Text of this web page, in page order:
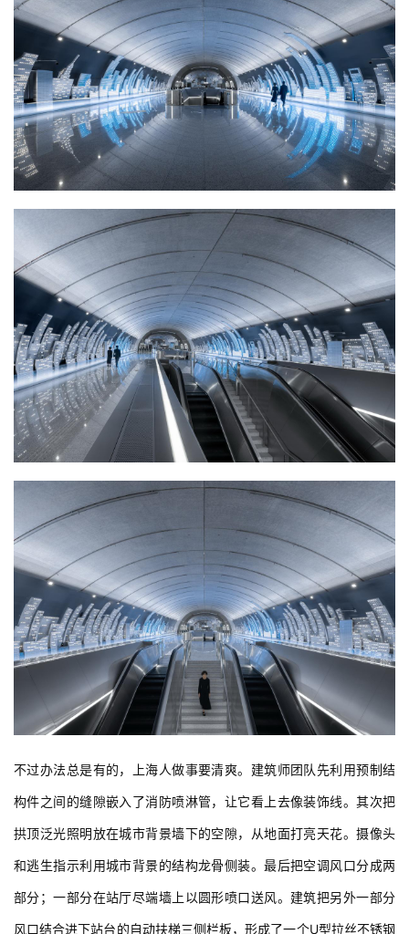
不过办法总是有的，上海人做事要清爽。建筑师团队先利用预制结
构件之间的缝隙嵌入了消防喷淋管，让它看上去像装饰线。其次把
拱顶泛光照明放在城市背景墙下的空隙，从地面打亮天花。摄像头
和逃生指示利用城市背景的结构龙骨侧装。最后把空调风口分成两
部分；一部分在站厅尽端墙上以圆形喷口送风。建筑把另外一部分